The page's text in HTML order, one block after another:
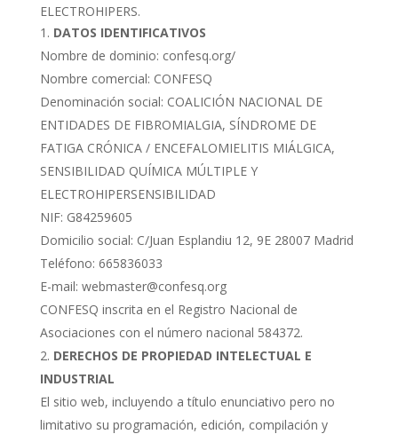
ELECTROHIPERS.
DATOS IDENTIFICATIVOS
Nombre de dominio: confesq.org/
Nombre comercial: CONFESQ
Denominación social: COALICIÓN NACIONAL DE
ENTIDADES DE FIBROMIALGIA, SÍNDROME DE
FATIGA CRÓNICA / ENCEFALOMIELITIS MIÁLGICA,
SENSIBILIDAD QUÍMICA MÚLTIPLE Y
ELECTROHIPERSENSIBILIDAD
NIF: G84259605
Domicilio social: C/Juan Esplandiu 12, 9E 28007 Madrid
Teléfono: 665836033
E-mail: webmaster@confesq.org
CONFESQ inscrita en el Registro Nacional de
Asociaciones con el número nacional 584372.
DERECHOS DE PROPIEDAD INTELECTUAL E
INDUSTRIAL
El sitio web, incluyendo a título enunciativo pero no
limitativo su programación, edición, compilación y